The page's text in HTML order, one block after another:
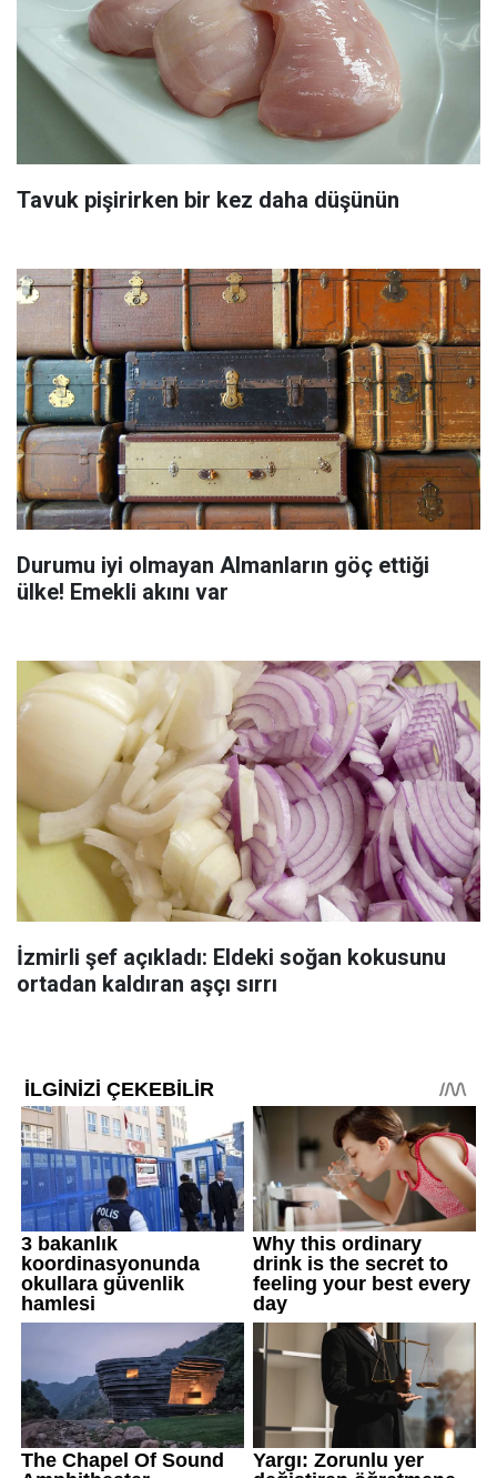
Tavuk pişirirken bir kez daha düşünün
Durumu iyi olmayan Almanların göç ettiği
ülke! Emekli akını var
İzmirli şef açıkladı: Eldeki soğan kokusunu
ortadan kaldıran aşçı sırrı